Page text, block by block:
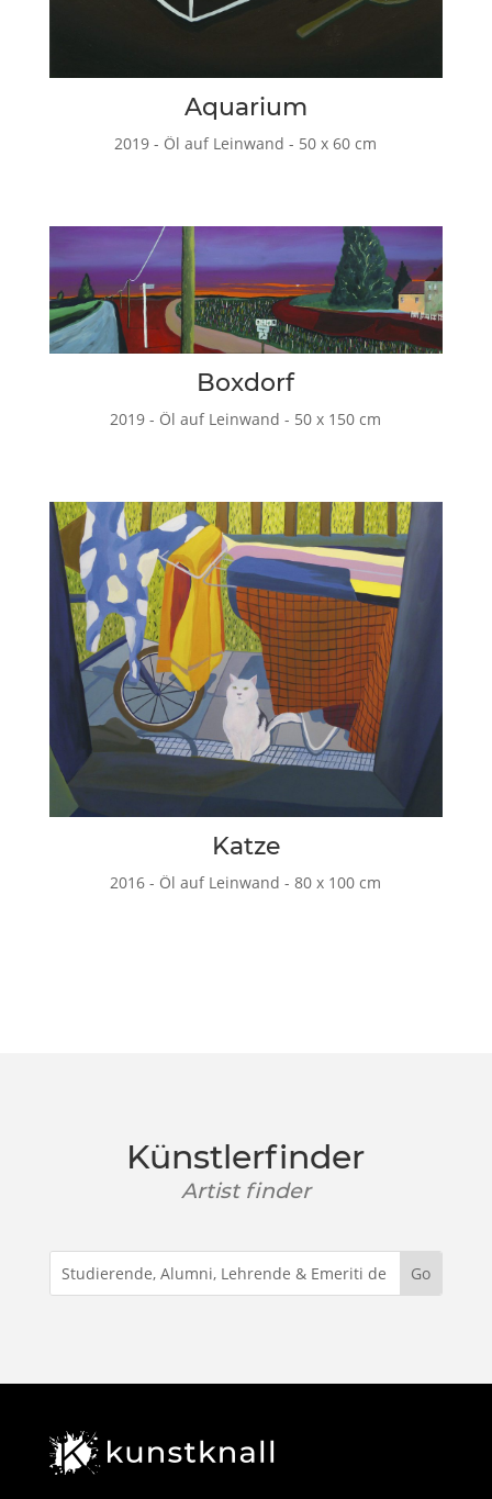
Aquarium
2019 - Öl auf Leinwand - 50 x 60 cm
Boxdorf
2019 - Öl auf Leinwand - 50 x 150 cm
Katze
2016 - Öl auf Leinwand - 80 x 100 cm
Künstlerfinder
Artist finder